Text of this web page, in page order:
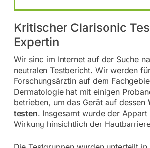
Kritischer Clarisonic
Expertin
Wir sind im Internet auf der Suche
neutralen Testbericht. Wir werden
Forschungsärztin auf dem
Dermatologie hat mit einigen
betrieben, um das Gerät auf dessen
testen. Insgesamt wurde der Appart
Wirkung hinsichtlich der